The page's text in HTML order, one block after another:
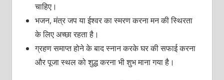
चाहिए।
भजन, मंत्र जप या ईश्वर का स्मरण करना मन की स्थिरता
के लिए अच्छा रहता है।
ग्रहण समाप्त होने के बाद स्नान करके घर की सफाई करना
और पूजा स्थल को शुद्ध करना भी शुभ माना गया है।